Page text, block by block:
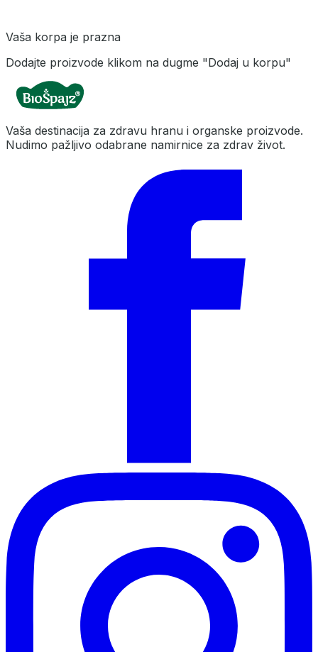
Vaša korpa je prazna
Dodajte proizvode klikom na dugme "Dodaj u korpu"
Vaša destinacija za zdravu hranu i organske proizvode.
Nudimo pažljivo odabrane namirnice za zdrav život.